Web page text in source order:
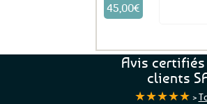
45,00€
Avis certifiés
clients
★★★★★ >